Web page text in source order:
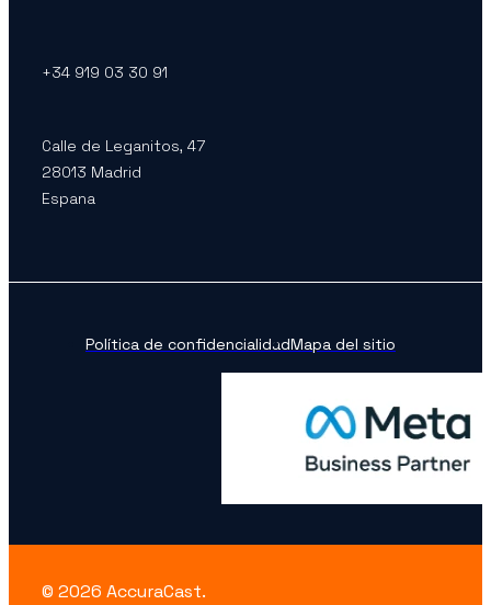
+34 919 03 30 91
Calle de Leganitos, 47
28013 Madrid
Espana
Política de confidencialidadMapa del sitio
© 2026 AccuraCast.